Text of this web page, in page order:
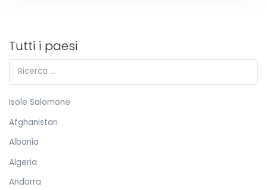
Tutti i paesi
Isole Salomone
Afghanistan
Albania
Algeria
Andorra